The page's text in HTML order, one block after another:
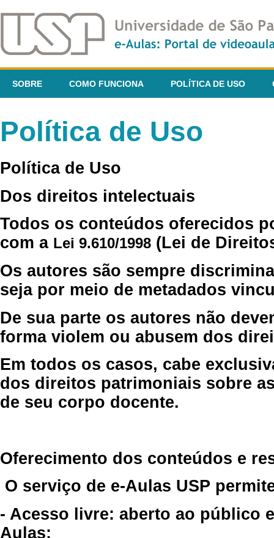
SOBRE COMO FUNCIONA POLÍTICA DE USO
Política de Uso
Política de Uso
Dos direitos intelectuais
Todos os conteúdos oferecidos
com a Lei 9.610/1998 (Lei de
Os autores são sempre
seja por meio de metadados
De sua parte os autores não
forma violem ou abusem dos
Em todos os casos, cabe
dos direitos patrimoniais sobre
de seu corpo docente.
Oferecimento dos conteúdos e
O serviço de e-Aulas USP
- Acesso livre: aberto ao público
Aulas;